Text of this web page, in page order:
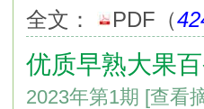
全文：
PDF （
优质早熟大果
2023年第1期 [查看